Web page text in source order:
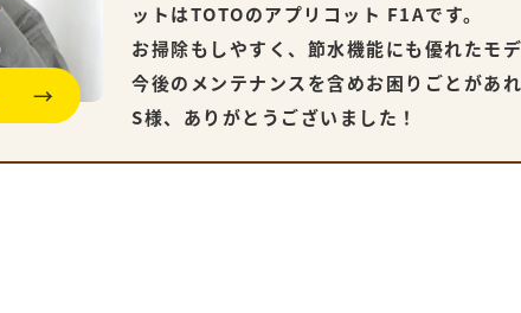
ットはTOTOのアプリコット F1Aです。
お掃除もしやすく、節水機能にも優れたモ
今後のメンテナンスを含めお困りごとが
S様、ありがとうございました！